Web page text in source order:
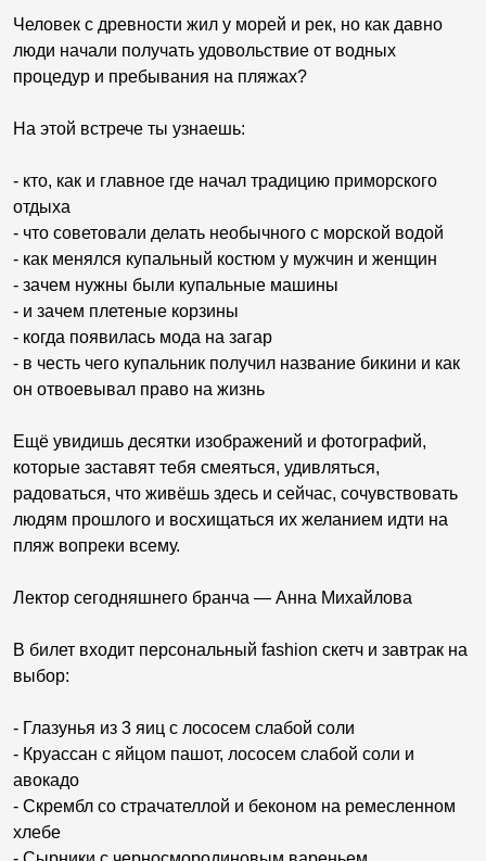
Человек с древности жил у морей и рек, но как давно
люди начали получать удовольствие от водных
процедур и пребывания на пляжах?
На этой встрече ты узнаешь:
- кто, как и главное где начал традицию приморского
отдыха
- что советовали делать необычного с морской водой
- как менялся купальный костюм у мужчин и женщин
- зачем нужны были купальные машины
- и зачем плетеные корзины
- когда появилась мода на загар
- в честь чего купальник получил название бикини и как
он отвоевывал право на жизнь
Ещё увидишь десятки изображений и фотографий,
которые заставят тебя смеяться, удивляться,
радоваться, что живёшь здесь и сейчас, сочувствовать
людям прошлого и восхищаться их желанием идти на
пляж вопреки всему.
Лектор сегодняшнего бранча — Анна Михайлова
В билет входит персональный fashion скетч и завтрак на
выбор:
- Глазунья из 3 яиц с лососем слабой соли
- Круассан с яйцом пашот, лососем слабой соли и
авокадо
- Скрембл со страчателлой и беконом на ремесленном
хлебе